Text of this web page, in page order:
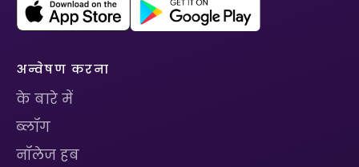
अन्वेषण करना
के बारे में
ब्लॉग
नॉलेज हब